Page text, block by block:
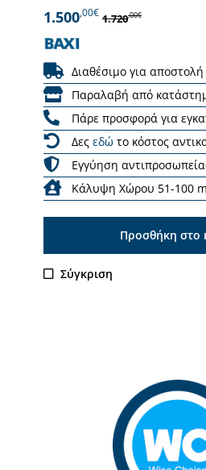
1.500,00€ 1.720,00€
Διαθέσιμο για
Παραλαβή από
Πάρε προσφορά για
Δες εδώ το κόστος
Εγγύηση
Κάλυψη Χώρου 51-100
Προσθήκη στο
Σύγκριση